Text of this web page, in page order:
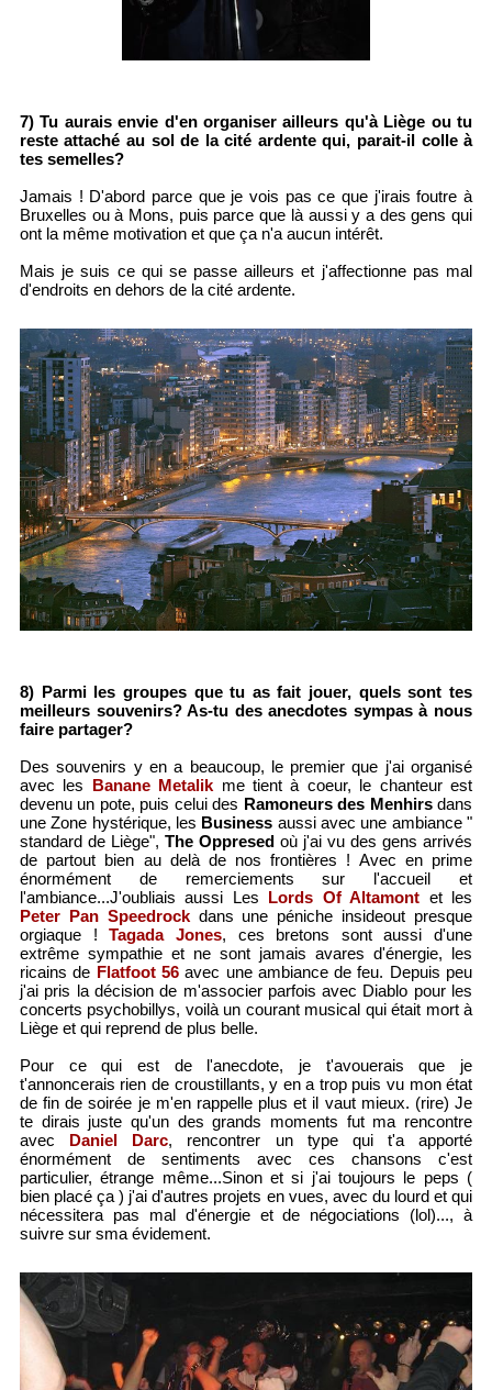
7) Tu aurais envie d'en organiser ailleurs qu'à Liège ou tu
reste attaché au sol de la cité ardente qui, parait-il colle à
tes semelles?
Jamais ! D'abord parce que je vois pas ce que j'irais foutre à
Bruxelles ou à Mons, puis parce que là aussi y a des gens qui
ont la même motivation et que ça n'a aucun intérêt.
Mais je suis ce qui se passe ailleurs et j'affectionne pas mal
d'endroits en dehors de la cité ardente.
8) Parmi les groupes que tu as fait jouer, quels sont tes
meilleurs souvenirs? As-tu des anecdotes sympas à nous
faire partager?
Des souvenirs y en a beaucoup, le premier que j'ai organisé
avec les Banane Metalik me tient à coeur, le chanteur est
devenu un pote, puis celui des Ramoneurs des Menhirsdans
une Zone hystérique, les Business aussi avec une ambiance "
standard de Liège", The Oppresed où j'ai vu des gens arrivés
de partout bien au delà de nos frontières ! Avec en prime
énormément de remerciements sur l'accueil et
l'ambiance...J'oubliais aussi Les Lords Of Altamont et les
Peter Pan Speedrockdans une péniche insideout presque
orgiaque !Tagada Jones, ces bretons sont aussi d'une
extrême sympathie et ne sont jamais avares d'énergie, les
ricains de Flatfoot 56avec une ambiance de feu. Depuis peu
j'ai pris la décision de m'associer parfois avec Diablo pour les
concerts psychobillys, voilà un courant musical qui était mort à
Liège et qui reprend de plus belle.
Pour ce qui est de l'anecdote, je t'avouerais que je
t'annoncerais rien de croustillants, y en a trop puis vu mon état
de fin de soirée je m'en rappelle plus et il vaut mieux. (rire) Je
te dirais juste qu'un des grands moments fut ma rencontre
avec Daniel Darc, rencontrer un type qui t'a apporté
énormément de sentiments avec ces chansons c'est
particulier, étrange même...Sinon et si j'ai toujours le peps (
bien placé ça ) j'ai d'autres projets en vues, avec du lourd et qui
nécessitera pas mal d'énergie et de négociations (lol)..., à
suivre sur sma évidement.